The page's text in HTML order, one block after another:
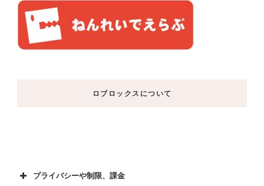
ロブロックスについて
プライバシーや制限、課金